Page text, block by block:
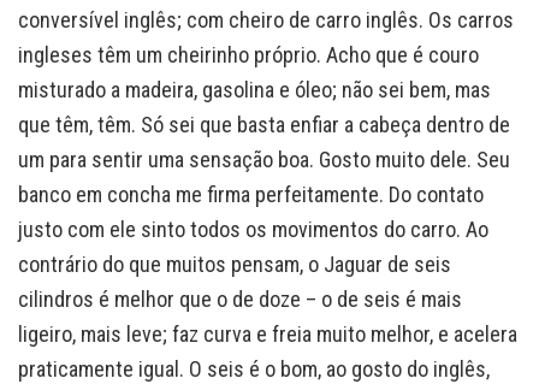
conversível inglês; com cheiro de carro inglês. Os carros
ingleses têm um cheirinho próprio. Acho que é couro
misturado a madeira, gasolina e óleo; não sei bem, mas
que têm, têm. Só sei que basta enfiar a cabeça dentro de
um para sentir uma sensação boa. Gosto muito dele. Seu
banco em concha me firma perfeitamente. Do contato
justo com ele sinto todos os movimentos do carro. Ao
contrário do que muitos pensam, o Jaguar de seis
cilindros é melhor que o de doze – o de seis é mais
ligeiro, mais leve; faz curva e freia muito melhor, e acelera
praticamente igual. O seis é o bom, ao gosto do inglês,